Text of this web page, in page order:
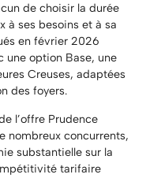
de choisir la durée
à ses besoins et à sa
en février 2026
option Base, une
Creuses, adaptées
des foyers.
l’offre Prudence
nombreux concurrents,
substantielle sur la
tarifaire